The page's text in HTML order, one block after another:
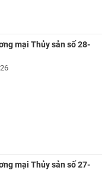
mại Thủy sản số 28-
mại Thủy sản số 27-